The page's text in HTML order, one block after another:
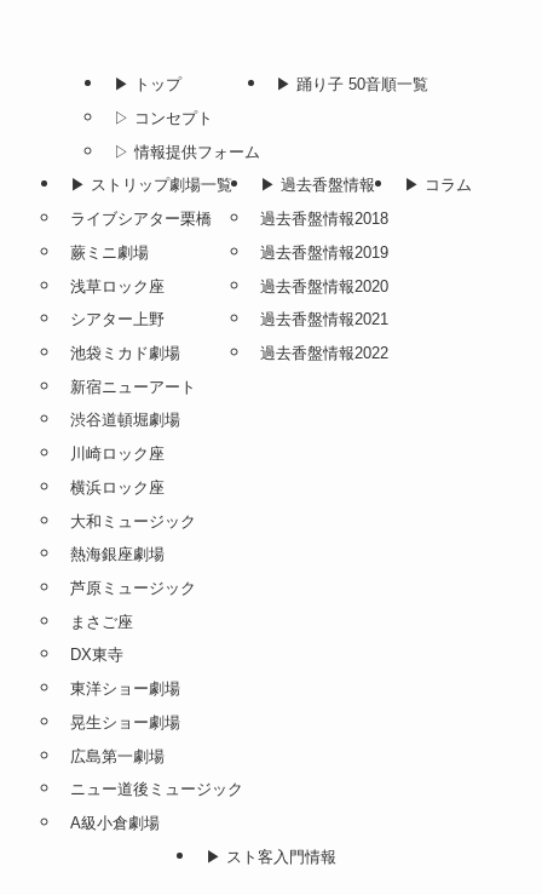
▶︎ トップ
▷ コンセプト
▷ 情報提供フォーム
▶︎ 踊り子 50音順一覧
▶︎ ストリップ劇場一覧
ライブシアター栗橋
蕨ミニ劇場
浅草ロック座
シアター上野
池袋ミカド劇場
新宿ニューアート
渋谷道頓堀劇場
川崎ロック座
横浜ロック座
大和ミュージック
熱海銀座劇場
芦原ミュージック
まさご座
DX東寺
東洋ショー劇場
晃生ショー劇場
広島第一劇場
ニュー道後ミュージック
A級小倉劇場
▶︎ 過去香盤情報
過去香盤情報2018
過去香盤情報2019
過去香盤情報2020
過去香盤情報2021
過去香盤情報2022
▶︎ コラム
▶︎ スト客入門情報